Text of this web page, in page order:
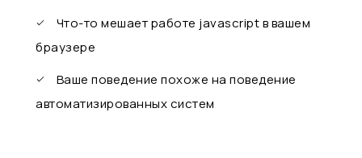
Что-то мешает работе javascript в вашем
браузере
Ваше поведение похоже на поведение
автоматизированных систем